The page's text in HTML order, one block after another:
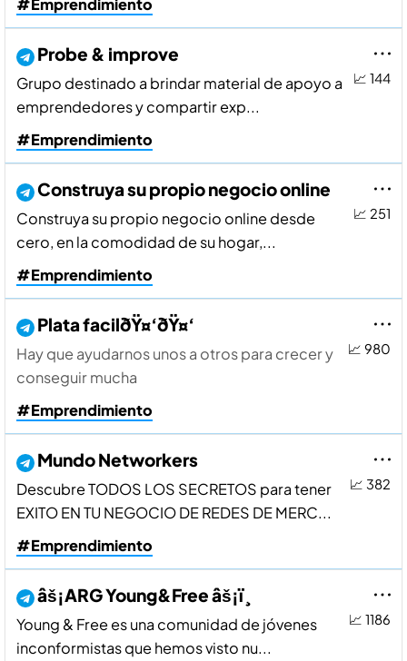
#Emprendimiento
📈 144
Probe & improve
Grupo destinado a brindar material de apoyo a
emprendedores y compartir exp...
#Emprendimiento
📈 251
Construya su propio negocio online
Construya su propio negocio online desde
cero, en la comodidad de su hogar,...
#Emprendimiento
📈 980
Plata facilðŸ¤‘ðŸ¤‘
Hay que ayudarnos unos a otros para crecer y
conseguir mucha
#Emprendimiento
📈 382
Mundo Networkers
Descubre TODOS LOS SECRETOS para tener
EXITO EN TU NEGOCIO DE REDES DE MERC...
#Emprendimiento
📈 1186
âš¡ARG Young&Free âš¡ï¸
Young & Free es una comunidad de jóvenes
inconformistas que hemos visto nu...